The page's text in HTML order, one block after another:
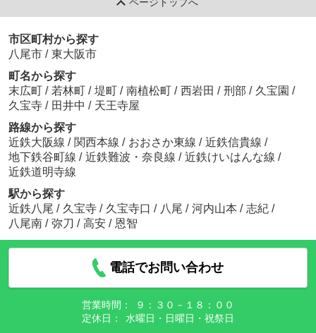
市区町村から探す
八尾市 / 東大阪市
町名から探す
末広町 / 若林町 / 堤町 / 南植松町 / 西岩田 / 刑部 / 久宝園 /
久宝寺 / 田井中 / 天王寺屋
路線から探す
近鉄大阪線 / 関西本線 / おおさか東線 / 近鉄信貴線 /
地下鉄谷町線 / 近鉄難波・奈良線 / 近鉄けいはんな線 /
近鉄道明寺線
駅から探す
近鉄八尾 / 久宝寺 / 久宝寺口 / 八尾 / 河内山本 / 志紀 /
八尾南 / 弥刀 / 高安 / 恩智
電話でお問い合わせ
営業時間：
９：３０－１８：００
定休日：
水曜日・日曜日・祝祭日